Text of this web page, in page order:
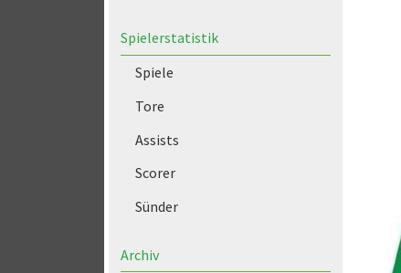
Spielerstatistik
Spiele
Tore
Assists
Scorer
Sünder
Archiv